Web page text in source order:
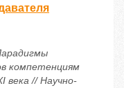
компетенциям
века // Научно-